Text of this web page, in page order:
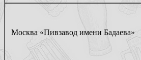
Москва «Пивзавод имени Бадаева»